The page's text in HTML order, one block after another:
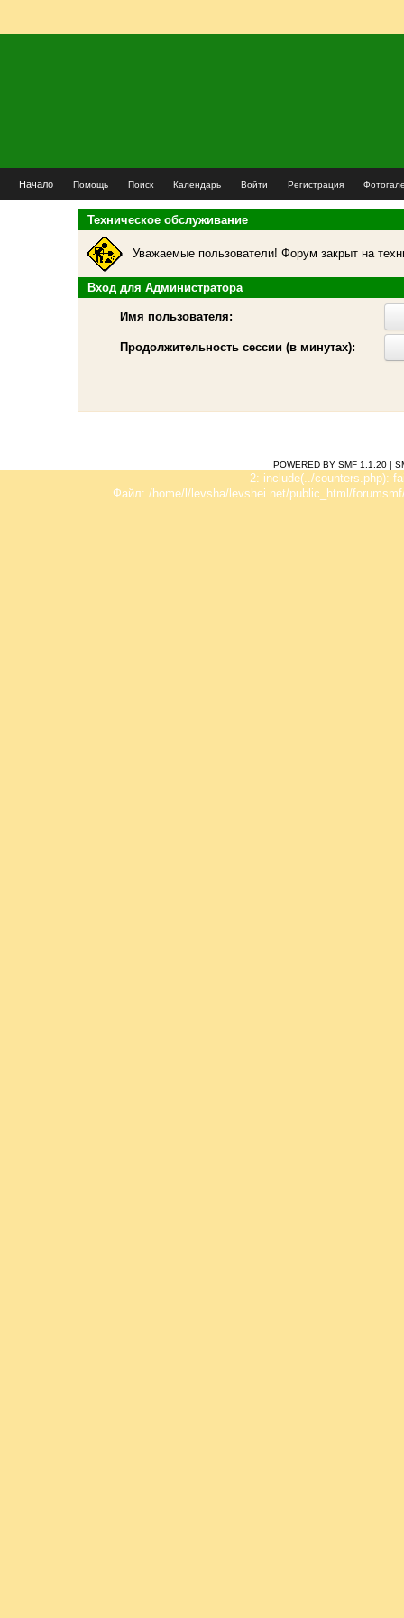
Начало Помощь Поиск Календарь Войти Регистрация
Техническое обслуживание
Уважаемые пользователи! Форум закрыт на
Вход для Администратора
Имя пользователя:
Продолжительность сессии (в минутах):
POWERED BY SMF 1.1.20 |
2: include(../counters.php):
Файл: /home/l/levsha/levshei.net/public_html/